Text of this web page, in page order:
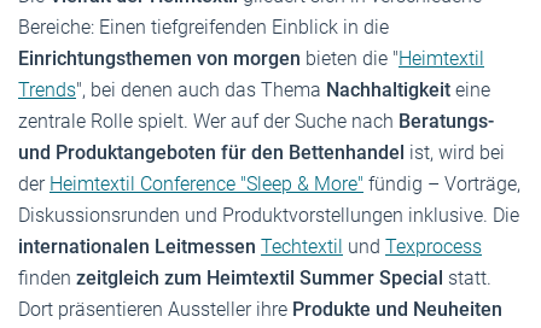
Bereiche: Einen tiefgreifenden Einblick in die
Einrichtungsthemen von morgen bieten die "Heimtextil
Trends", bei denen auch das Thema Nachhaltigkeit eine
zentrale Rolle spielt. Wer auf der Suche nach Beratungs-
und Produktangeboten für den Bettenhandel ist, wird bei
der Heimtextil Conference "Sleep & More" fündig – Vorträge,
Diskussionsrunden und Produktvorstellungen inklusive. Die
internationalen Leitmessen Techtextil und Texprocess
finden zeitgleich zum Heimtextil Summer Special statt.
Dort präsentieren Aussteller ihre Produkte und Neuheiten